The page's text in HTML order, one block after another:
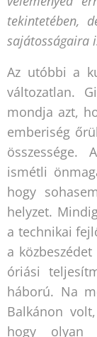
tekintetében,
sajátosságaira
Az utóbbi a
változatlan.
mondja azt,
emberiség
összessége.
ismétli
hogy
helyzet.
a technikai
a
óriási
háború. Na
Balkánon
hogy olyan